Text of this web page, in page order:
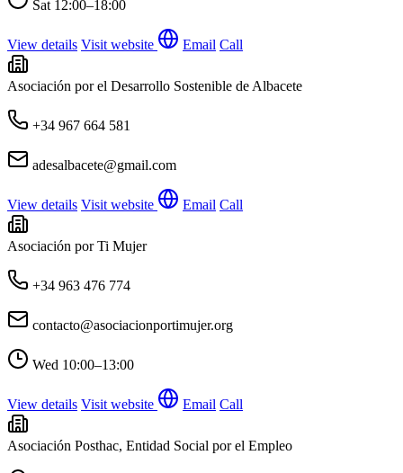
Sat 12:00–18:00
View details Visit website Email Call
Asociación por el Desarrollo Sostenible de Albacete
+34 967 664 581
adesalbacete@gmail.com
View details Visit website Email Call
Asociación por Ti Mujer
+34 963 476 774
contacto@asociacionportimujer.org
Wed 10:00–13:00
View details Visit website Email Call
Asociación Posthac, Entidad Social por el Empleo